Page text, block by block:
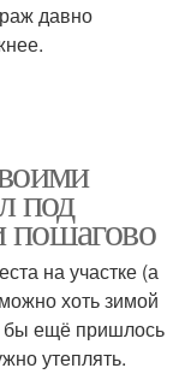
давно
под
пошагово
на участке (а
хоть зимой
бы ещё пришлось
утеплять.